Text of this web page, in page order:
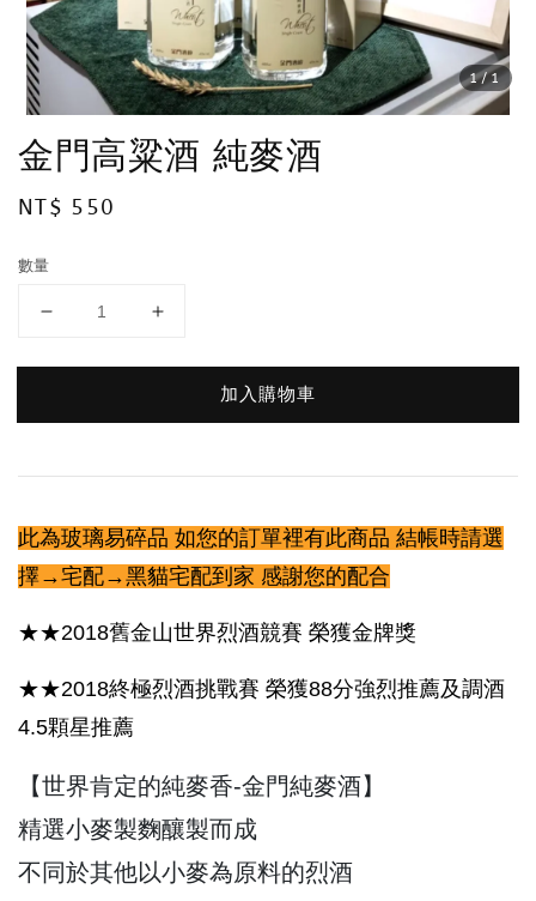
1/1
金門高粱酒 純麥酒
Regular
NT$ 550
數量
加入購物車
此為玻璃易碎品 如您的訂單裡有此商品 結帳時請選
擇→宅配→黑貓宅配到家 感謝您的配合
★★2018舊金山世界烈酒競賽 榮獲金牌獎
★★2018終極烈酒挑戰賽 榮獲88分強烈推薦及調酒
4.5顆星推薦
【世界肯定的純麥香-金門純麥酒】
精選小麥製麴釀製而成
不同於其他以小麥為原料的烈酒